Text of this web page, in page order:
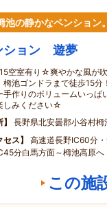
の静かなペンション
ション 遊夢
空室有り☆爽やかな風が
栂池ゴンドラまで徒歩15
手作りのボリュームいっぱ
しみください☆
長野県北安曇郡小谷村栂
セス
高速道長野IC60分
分白馬方面～栂池高原へ
この施